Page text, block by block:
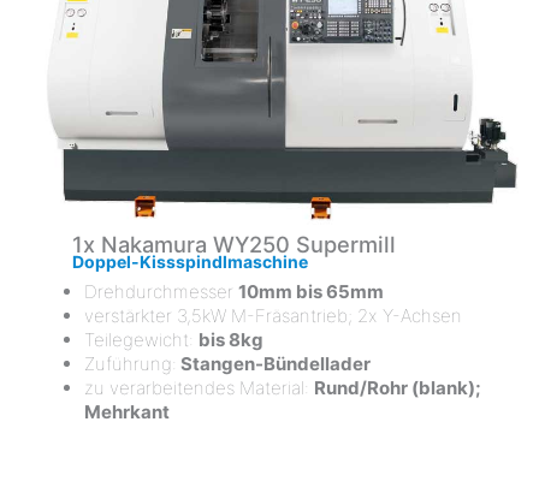
1x Nakamura WY250 Supermill
Doppel-Kissspindlmaschine
Drehdurchmesser 10mm bis 65mm
verstärkter 3,5kW M-Fräsantrieb; 2x Y-Achsen
Teilegewicht: bis 8kg
Zuführung: Stangen-Bündellader
zu verarbeitendes Material: Rund/Rohr (blank);
Mehrkant